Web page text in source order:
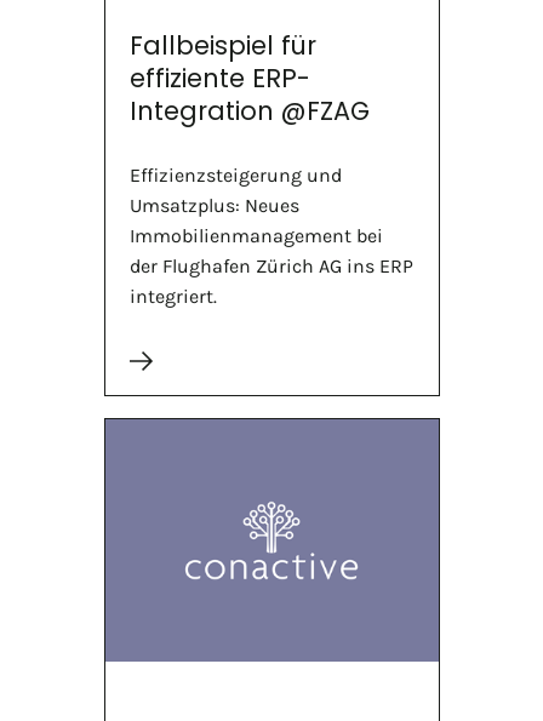
Fallbeispiel für
effiziente ERP-
Integration @FZAG
Effizienzsteigerung und
Umsatzplus: Neues
Immobilienmanagement bei
der Flughafen Zürich AG ins ERP
integriert.